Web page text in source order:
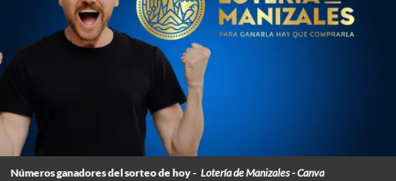
Números ganadores del sorteo de hoy - Lotería de Manizales - Canva